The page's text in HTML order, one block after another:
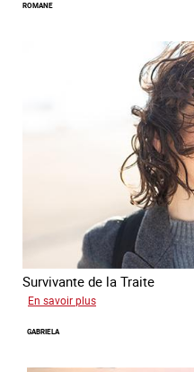
ROMANE
Survivante de la Traite
En savoir plus
GABRIELA